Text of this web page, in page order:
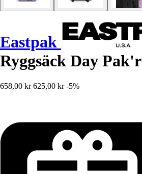
Eastpak
Ryggsäck Day Pak'r
658,00 kr 625,00 kr -5%